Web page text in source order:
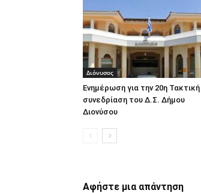
Διόνυσος
Ενημέρωση για την 20η Τακτική
συνεδρίαση του Δ.Σ. Δήμου
Διονύσου
Αφήστε μια απάντηση